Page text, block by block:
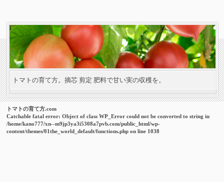
トマトの育て方。摘芯 剪定 肥料で甘い実の収穫を。
トマトの育て方.com
Catchable fatal error: Object of class WP_Error could not be converted to string in
/home/kano777/xn--m9jp3ya3i5308a7pvb.com/public_html/wp-
content/themes/01the_world_default/functions.php on line 1038